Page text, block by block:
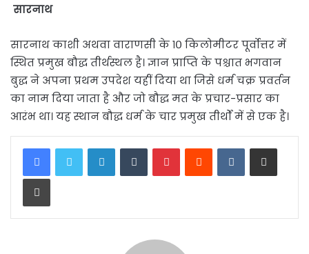
सारनाथ
सारनाथ काशी अथवा वाराणसी के १० किलोमीटर पूर्वोत्तर में
स्थित प्रमुख बौद्ध तीर्थस्थल है। ज्ञान प्राप्ति के पश्चात भगवान
बुद्ध ने अपना प्रथम उपदेश यहीं दिया था जिसे धर्म चक्र प्रवर्तन
का नाम दिया जाता है और जो बौद्ध मत के प्रचार-प्रसार का
आरंभ था। यह स्थान बौद्ध धर्म के चार प्रमुख तीर्थों में से एक है।
LinkedInTumblrPinterestReddit VKontakteShare via Email
Print